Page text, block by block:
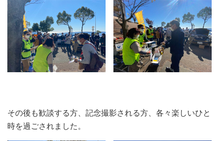
その後も歓談する方、記念撮影される方、各々楽しいひと
時を過ごされました。